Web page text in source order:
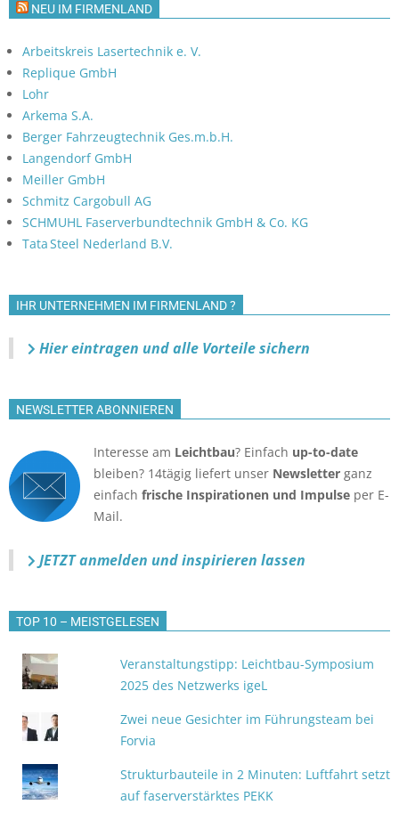
NEU IM FIRMENLAND
Arbeitskreis Lasertechnik e. V.
Replique GmbH
Lohr
Arkema S.A.
Berger Fahrzeugtechnik Ges.m.b.H.
Langendorf GmbH
Meiller GmbH
Schmitz Cargobull AG
SCHMUHL Faserverbundtechnik GmbH & Co. KG
Tata Steel Nederland B.V.
IHR UNTERNEHMEN IM FIRMENLAND ?
Hier eintragen und alle Vorteile sichern
NEWSLETTER ABONNIEREN
Interesse am Leichtbau? Einfach up-to-date
bleiben? 14tägig liefert unser Newsletter ganz
einfach frische Inspirationen und Impulse per E-
Mail.
JETZT anmelden und inspirieren lassen
TOP 10 – MEISTGELESEN
Veranstaltungstipp: Leichtbau-Symposium
2025 des Netzwerks igeL
Zwei neue Gesichter im Führungsteam bei
Forvia
Strukturbauteile in 2 Minuten: Luftfahrt setzt
auf faserverstärktes PEKK